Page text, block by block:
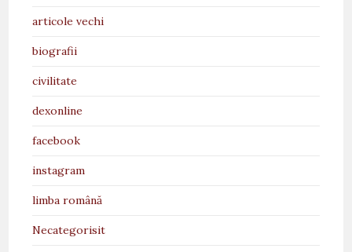
articole vechi
biografii
civilitate
dexonline
facebook
instagram
limba română
Necategorisit